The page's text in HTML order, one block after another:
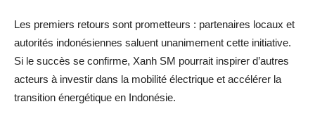
Les premiers retours sont prometteurs : partenaires locaux et
autorités indonésiennes saluent unanimement cette initiative.
Si le succès se confirme, Xanh SM pourrait inspirer d’autres
acteurs à investir dans la mobilité électrique et accélérer la
transition énergétique en Indonésie.